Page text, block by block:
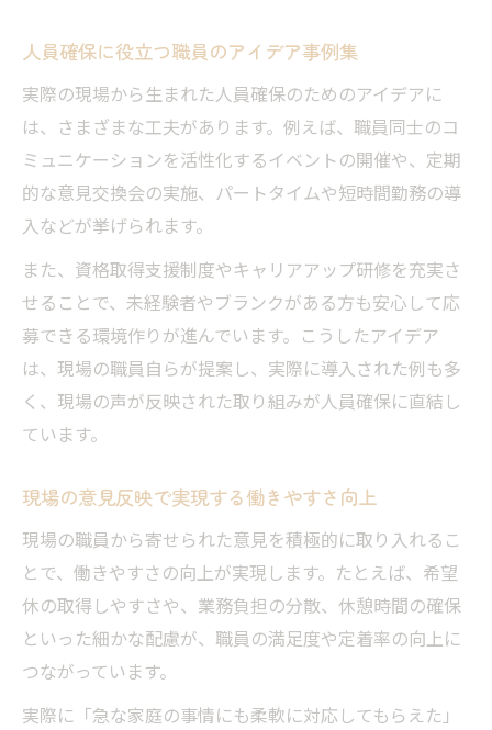
人員確保に役立つ職員のアイデア事例集
実際の現場から生まれた人員確保のためのアイデアに
は、さまざまな工夫があります。例えば、職員同士のコ
ミュニケーションを活性化するイベントの開催や、定期
的な意見交換会の実施、パートタイムや短時間勤務の導
入などが挙げられます。
また、資格取得支援制度やキャリアアップ研修を充実さ
せることで、未経験者やブランクがある方も安心して応
募できる環境作りが進んでいます。こうしたアイデア
は、現場の職員自らが提案し、実際に導入された例も多
く、現場の声が反映された取り組みが人員確保に直結し
ています。
現場の意見反映で実現する働きやすさ向上
現場の職員から寄せられた意見を積極的に取り入れるこ
とで、働きやすさの向上が実現します。たとえば、希望
休の取得しやすさや、業務負担の分散、休憩時間の確保
といった細かな配慮が、職員の満足度や定着率の向上に
つながっています。
実際に「急な家庭の事情にも柔軟に対応してもらえた」